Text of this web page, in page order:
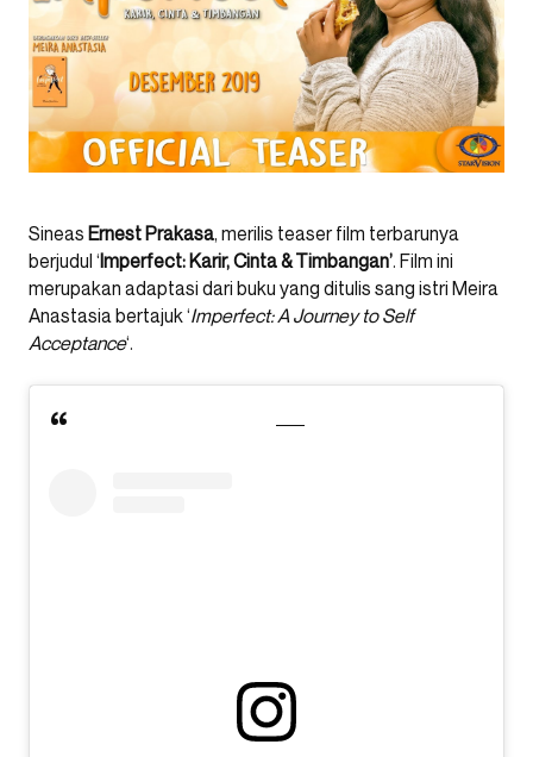
Sineas Ernest Prakasa, merilis teaser film terbarunya
berjudul ‘Imperfect: Karir, Cinta & Timbangan’. Film ini
merupakan adaptasi dari buku yang ditulis sang istri Meira
Anastasia bertajuk ‘Imperfect: A Journey to Self
Acceptance‘.